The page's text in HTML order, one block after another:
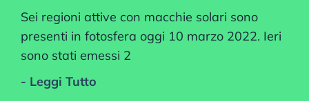
Sei regioni attive con macchie solari sono
presenti in fotosfera oggi 10 marzo 2022. Ieri
sono stati emessi 2
- Leggi Tutto